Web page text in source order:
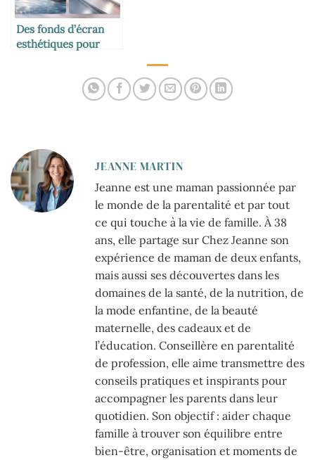
Des fonds d’écran
esthétiques pour
JEANNE MARTIN
Jeanne est une maman passionnée par
le monde de la parentalité et par tout
ce qui touche à la vie de famille. À 38
ans, elle partage sur Chez Jeanne son
expérience de maman de deux enfants,
mais aussi ses découvertes dans les
domaines de la santé, de la nutrition, de
la mode enfantine, de la beauté
maternelle, des cadeaux et de
l’éducation. Conseillère en parentalité
de profession, elle aime transmettre des
conseils pratiques et inspirants pour
accompagner les parents dans leur
quotidien. Son objectif : aider chaque
famille à trouver son équilibre entre
bien-être, organisation et moments de